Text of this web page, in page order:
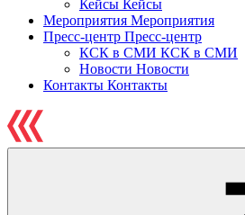
Кейсы Кейсы
Мероприятия Мероприятия
Пресс-центр Пресс-центр
КСК в СМИ КСК в СМИ
Новости Новости
Контакты Контакты